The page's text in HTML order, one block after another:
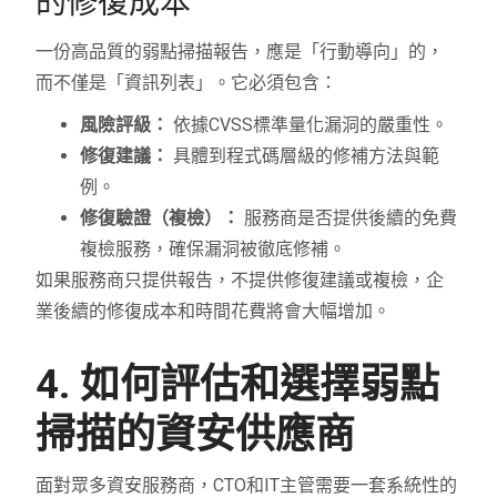
一份高品質的弱點掃描報告，應是「行動導向」的，
而不僅是「資訊列表」。它必須包含：
風險評級： 依據CVSS標準量化漏洞的嚴重性。
修復建議： 具體到程式碼層級的修補方法與範
例。
修復驗證（複檢）： 服務商是否提供後續的免費
複檢服務，確保漏洞被徹底修補。
如果服務商只提供報告，不提供修復建議或複檢，企
業後續的修復成本和時間花費將會大幅增加。
4. 如何評估和選擇弱點
掃描的資安供應商
面對眾多資安服務商，CTO和IT主管需要一套系統性的